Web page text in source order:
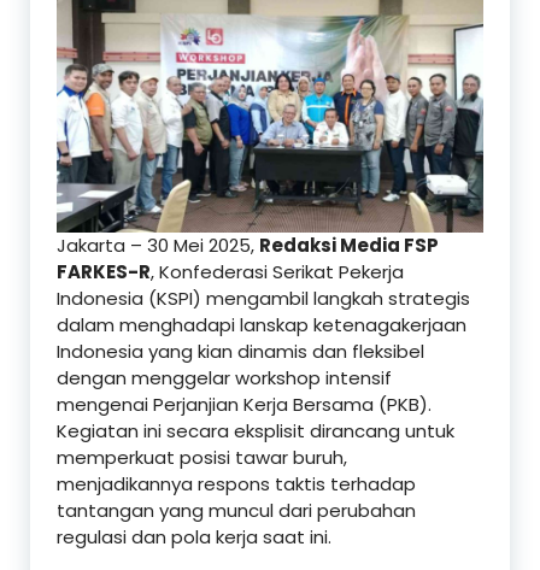
Jakarta – 30 Mei 2025, Redaksi Media FSP
FARKES-R, Konfederasi Serikat Pekerja
Indonesia (KSPI) mengambil langkah strategis
dalam menghadapi lanskap ketenagakerjaan
Indonesia yang kian dinamis dan fleksibel
dengan menggelar workshop intensif
mengenai Perjanjian Kerja Bersama (PKB).
Kegiatan ini secara eksplisit dirancang untuk
memperkuat posisi tawar buruh,
menjadikannya respons taktis terhadap
tantangan yang muncul dari perubahan
regulasi dan pola kerja saat ini.